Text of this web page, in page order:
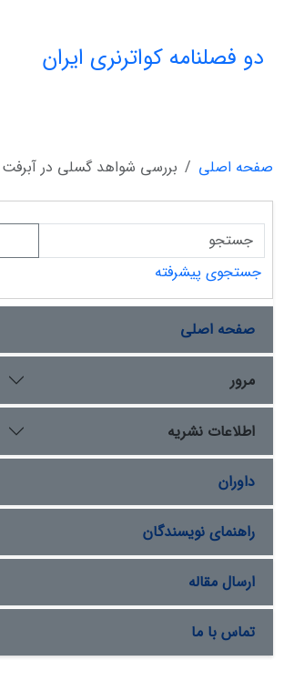
دو فصلنامه کواترنری ایران
صفحه اصلی بررسی شواهد گسلی در آبرفت
جستجوی پیشرفته
صفحه اصلی
مرور
اطلاعات نشریه
داوران
راهنمای نویسندگان
ارسال مقاله
تماس با ما